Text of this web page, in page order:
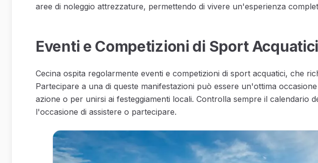
aree di noleggio attrezzature, permettendo di vivere un'esperienza
Eventi e Competizioni di Sport Acquatici
Cecina ospita regolarmente eventi e competizioni di sport acquatici, che
Partecipare a una di queste manifestazioni può essere un'ottima
azione o per unirsi ai festeggiamenti locali. Controlla sempre il calendario
l'occasione di assistere o partecipare.